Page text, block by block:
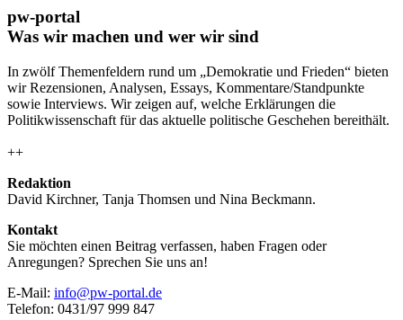
pw-portal
Was wir machen und wer wir sind
In zwölf Themenfeldern rund um „Demokratie und Frieden“ bieten
wir Rezensionen, Analysen, Essays, Kommentare/Standpunkte
sowie Interviews. Wir zeigen auf, welche Erklärungen die
Politikwissenschaft für das aktuelle politische Geschehen bereithält.
++
Redaktion
David Kirchner, Tanja Thomsen und Nina Beckmann.
Kontakt
Sie möchten einen Beitrag verfassen, haben Fragen oder
Anregungen? Sprechen Sie uns an!
E-Mail: info@pw-portal.de
Telefon: 0431/97 999 847